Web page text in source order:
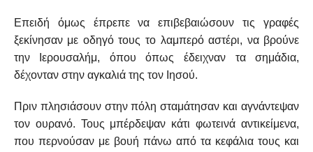
Επειδή όμως έπρεπε να επιβεβαιώσουν τις γραφές
ξεκίνησαν με οδηγό τους το λαμπερό αστέρι, να βρούνε
την Ιερουσαλήμ, όπου όπως έδειχναν τα σημάδια,
δέχονταν στην αγκαλιά της τον Ιησού.
Πριν πλησιάσουν στην πόλη σταμάτησαν και αγνάντεψαν
τον ουρανό. Τους μπέρδεψαν κάτι φωτεινά αντικείμενα,
που περνούσαν με βουή πάνω από τα κεφάλια τους και